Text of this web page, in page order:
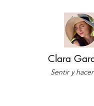
Clara
Sentir y